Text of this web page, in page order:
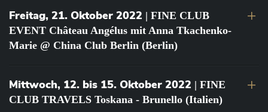
Freitag, 21. Oktober 2022 | FINE CLUB
EVENT Château Angélus mit Anna Tkachenko-
Marie @ China Club Berlin (Berlin)
Mittwoch, 12. bis 15. Oktober 2022 | FINE
CLUB TRAVELS Toskana - Brunello (Italien)